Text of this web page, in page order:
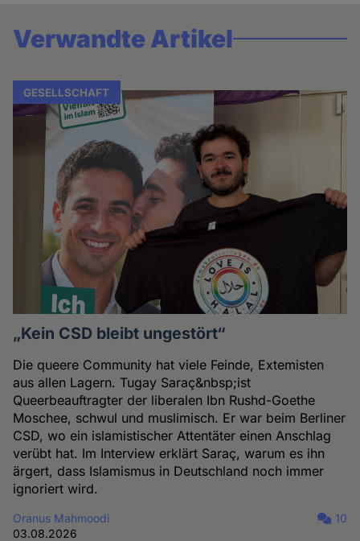
Verwandte Artikel
GESELLSCHAFT
„Kein CSD bleibt ungestört“
Die queere Community hat viele Feinde, Extemisten
aus allen Lagern. Tugay Saraç&nbsp;ist
Queerbeauftragter der liberalen Ibn Rushd-Goethe
Moschee, schwul und muslimisch. Er war beim Berliner
CSD, wo ein islamistischer Attentäter einen Anschlag
verübt hat. Im Interview erklärt Saraç, warum es ihn
ärgert, dass Islamismus in Deutschland noch immer
ignoriert wird.
Oranus Mahmoodi
03.08.2026
10